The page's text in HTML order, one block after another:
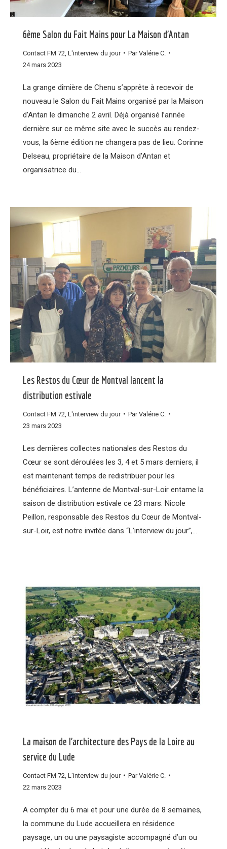
6ème Salon du Fait Mains pour La Maison d’Antan
Contact FM 72 L'interview du jour ParValérie C.
24 mars 2023
La grange dîmière de Chenu s’apprête à recevoir de
nouveau le Salon du Fait Mains organisé par la Maison
d’Antan le dimanche 2 avril. Déjà organisé l’année
dernière sur ce même site avec le succès au rendez-
vous, la 6ème édition ne changera pas de lieu. Corinne
Delseau, propriétaire de la Maison d’Antan et
organisatrice du…
Les Restos du Cœur de Montval lancent la
distribution estivale
Contact FM 72 L'interview du jour ParValérie C.
23 mars 2023
Les dernières collectes nationales des Restos du
Cœur se sont déroulées les 3, 4 et 5 mars derniers, il
est maintenant temps de redistribuer pour les
bénéficiaires. L’antenne de Montval-sur-Loir entame la
saison de distribution estivale ce 23 mars. Nicole
Peillon, responsable des Restos du Cœur de Montval-
sur-Loir, est notre invitée dans “L’interview du jour”,…
La maison de l’architecture des Pays de la Loire au
service du Lude
Contact FM 72 L'interview du jour ParValérie C.
22 mars 2023
A compter du 6 mai et pour une durée de 8 semaines,
la commune du Lude accueillera en résidence
paysage, un ou une paysagiste accompagné d’un ou